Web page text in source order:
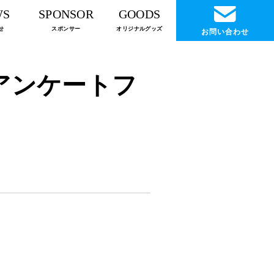
SPONSOR
スポンサー
GOODS
オリジナルグッズ お問い合わせ
ンケートフ